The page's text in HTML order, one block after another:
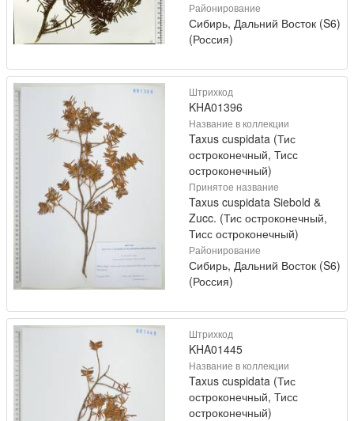
Районирование
Сибирь, Дальний Восток (S6)
(Россия)
Штрихкод
KHA01396
Название в коллекции
Taxus cuspidata (Тис
остроконечный, Тисс
остроконечный)
Принятое название
Taxus cuspidata Siebold &
Zucc. (Тис остроконечный,
Тисс остроконечный)
Районирование
Сибирь, Дальний Восток (S6)
(Россия)
Штрихкод
KHA01445
Название в коллекции
Taxus cuspidata (Тис
остроконечный, Тисс
остроконечный)